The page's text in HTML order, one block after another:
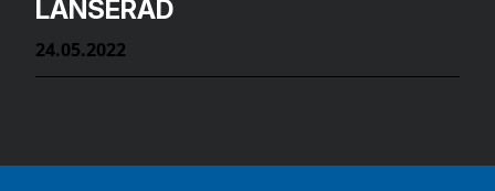
LANSERAD
24.05.2022